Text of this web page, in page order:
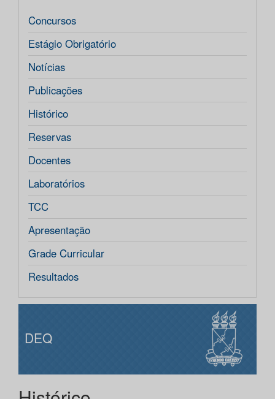
Concursos
Estágio Obrigatório
Notícias
Publicações
Histórico
Reservas
Docentes
Laboratórios
TCC
Apresentação
Grade Curricular
Resultados
DEQ